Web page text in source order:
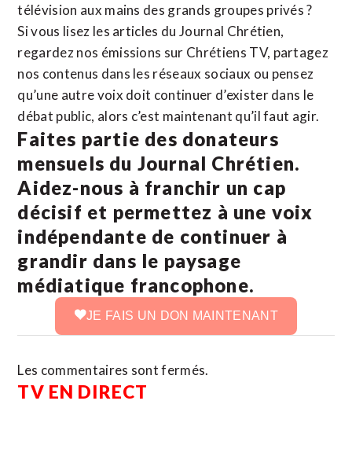
télévision aux mains des grands groupes privés ?
Si vous lisez les articles du Journal Chrétien,
regardez nos émissions sur Chrétiens TV, partagez
nos contenus dans les réseaux sociaux ou pensez
qu’une autre voix doit continuer d’exister dans le
débat public, alors c’est maintenant qu’il faut agir.
Faites partie des donateurs
mensuels du Journal Chrétien.
Aidez-nous à franchir un cap
décisif et permettez à une voix
indépendante de continuer à
grandir dans le paysage
médiatique francophone.
JE FAIS UN DON MAINTENANT
Les commentaires sont fermés.
TV EN DIRECT